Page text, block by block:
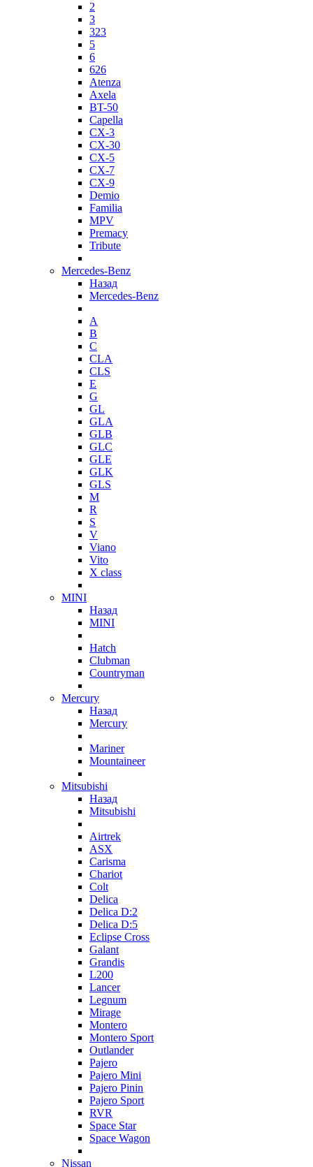
2
3
323
5
6
626
Atenza
Axela
BT-50
Capella
CX-3
CX-30
CX-5
CX-7
CX-9
Demio
Familia
MPV
Premacy
Tribute
Mercedes-Benz
Назад
Mercedes-Benz
A
B
C
CLA
CLS
E
G
GL
GLA
GLB
GLC
GLE
GLK
GLS
M
R
S
V
Viano
Vito
X class
MINI
Назад
MINI
Hatch
Clubman
Countryman
Mercury
Назад
Mercury
Mariner
Mountaineer
Mitsubishi
Назад
Mitsubishi
Airtrek
ASX
Carisma
Chariot
Colt
Delica
Delica D:2
Delica D:5
Eclipse Cross
Galant
Grandis
L200
Lancer
Legnum
Mirage
Montero
Montero Sport
Outlander
Pajero
Pajero Mini
Pajero Pinin
Pajero Sport
RVR
Space Star
Space Wagon
Nissan